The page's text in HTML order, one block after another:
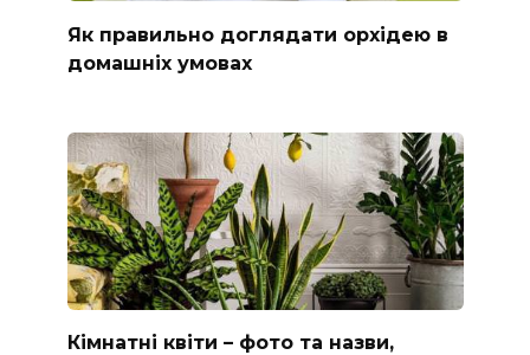
Як правильно доглядати орхідею в
домашніх умовах
Кімнатні квіти – фото та назви,